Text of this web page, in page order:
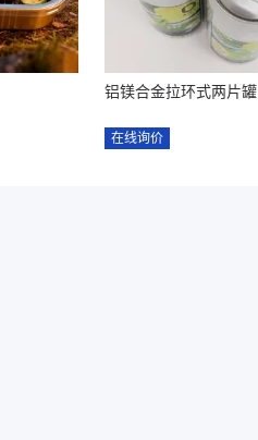
铝镁合金拉环式两片罐
在线询价